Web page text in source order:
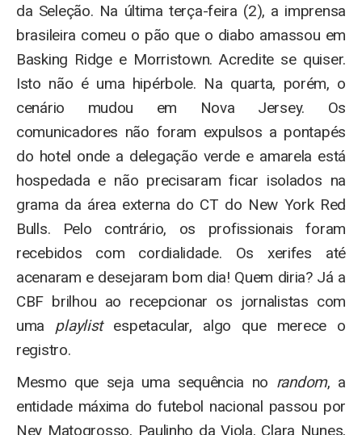
da Seleção. Na última terça-feira (2), a imprensa
brasileira comeu o pão que o diabo amassou em
Basking Ridge e Morristown. Acredite se quiser.
Isto não é uma hipérbole. Na quarta, porém, o
cenário mudou em Nova Jersey. Os
comunicadores não foram expulsos a pontapés
do hotel onde a delegação verde e amarela está
hospedada e não precisaram ficar isolados na
grama da área externa do CT do New York Red
Bulls. Pelo contrário, os profissionais foram
recebidos com cordialidade. Os xerifes até
acenaram e desejaram bom dia! Quem diria? Já a
CBF brilhou ao recepcionar os jornalistas com
uma playlistespetacular, algo que merece o
registro.
Mesmo que seja uma sequência no random, a
entidade máxima do futebol nacional passou por
Ney Matogrosso, Paulinho da Viola, Clara Nunes,